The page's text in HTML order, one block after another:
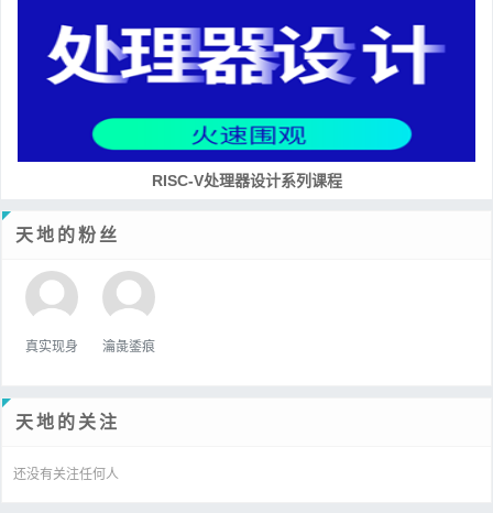
RISC-V处理器设计系列课程
天地的粉丝
真实现身 瀹彘鋈痕
天地的关注
还没有关注任何人